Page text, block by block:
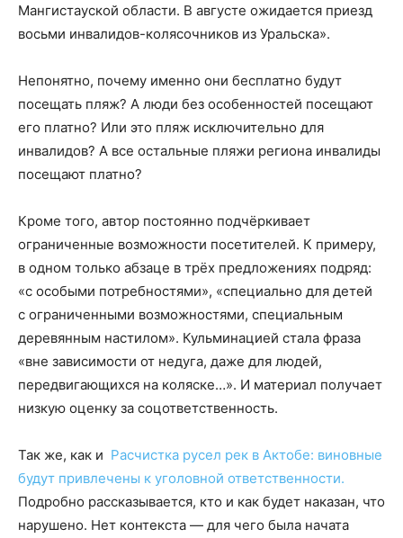
Мангистауской области. В августе ожидается приезд
восьми инвалидов-колясочников из Уральска».
Непонятно, почему именно они бесплатно будут
посещать пляж? А люди без особенностей посещают
его платно? Или это пляж исключительно для
инвалидов? А все остальные пляжи региона инвалиды
посещают платно?
Кроме того, автор постоянно подчёркивает
ограниченные возможности посетителей. К примеру,
в одном только абзаце в трёх предложениях подряд:
«с особыми потребностями», «специально для детей
с ограниченными возможностями, специальным
деревянным настилом». Кульминацией стала фраза
«вне зависимости от недуга, даже для людей,
передвигающихся на коляске…». И материал получает
низкую оценку за соцответственность.
Так же, как и Расчистка русел рек в Актобе: виновные
будут привлечены к уголовной ответственности.
Подробно рассказывается, кто и как будет наказан, что
нарушено. Нет контекста — для чего была начата